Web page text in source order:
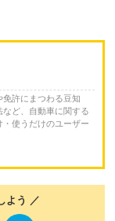
許にまつわる豆知
ど、自動車に関する
使うだけのユーザー
よう ／